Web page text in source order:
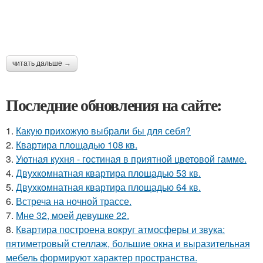
читать дальше →
Последние обновления на сайте:
1. Какую прихожую выбрали бы для себя?
2. Квартира площадью 108 кв.
3. Уютная кухня - гостиная в приятной цветовой гамме.
4. Двухкомнатная квартира площадью 53 кв.
5. Двухкомнатная квартира площадью 64 кв.
6. Встреча на ночной трассе.
7. Мне 32, моей девушке 22.
8. Квартира построена вокруг атмосферы и звука:
пятиметровый стеллаж, большие окна и выразительная
мебель формируют характер пространства.